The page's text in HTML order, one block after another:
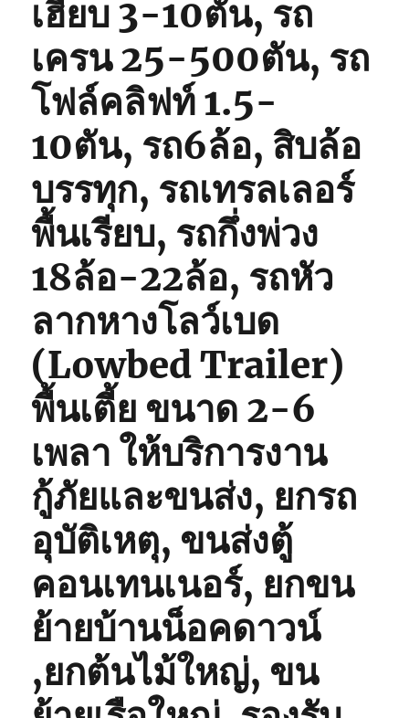
เฮี๊ยบ 3-10ตัน, รถ
เครน 25-500ตัน, รถ
โฟล์คลิฟท์ 1.5-
10ตัน, รถ6ล้อ, สิบล้อ
บรรทุก, รถเทรลเลอร์
พื้นเรียบ, รถกึ่งพ่วง
18ล้อ-22ล้อ, รถหัว
ลากหางโลว์เบด
(Lowbed Trailer)
พื้นเตี้ย ขนาด 2-6
เพลา ให้บริการงาน
กู้ภัยและขนส่ง, ยกรถ
อุบัติเหตุ, ขนส่งตู้
คอนเทนเนอร์, ยกขน
ย้ายบ้านน็อคดาวน์
,ยกต้นไม้ใหญ่, ขน